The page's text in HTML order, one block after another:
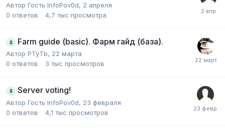
Автор Гость InfoPov0d, 2 апреля
0 ответов 4,7 тыс просмотра
Farm guide (basic). Фарм гайд (база).
Автор PTyTb, 22 марта
0 ответов 3 тыс просмотров
Server voting!
Автор Гость InfoPov0d, 23 февраля
0 ответов 4,1 тыс просмотров